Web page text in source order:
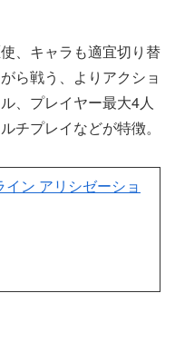
、キャラも適宜切り替
ら戦う、よりアクショ
、プレイヤー最大4人
チプレイなどが特徴。
イン アリシゼーショ